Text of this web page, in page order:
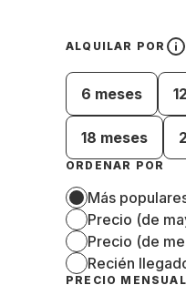
ALQUILAR POR
6 meses
18 meses
ORDENAR POR
Más
Precio (de
Precio (de
Recién
PRECIO MENSUAL